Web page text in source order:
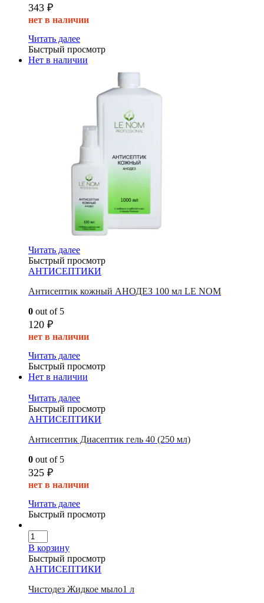
343 ₽
нет в наличии
Читать далее
Быстрый просмотр
Нет в наличии
Читать далее
Быстрый просмотр
АНТИСЕПТИКИ
Антисептик кожный АНОДЕЗ 100 мл LE NOM
0 out of 5
120 ₽
нет в наличии
Читать далее
Быстрый просмотр
Нет в наличии
Читать далее
Быстрый просмотр
АНТИСЕПТИКИ
Антисептик Диасептик гель 40 (250 мл)
0 out of 5
325 ₽
нет в наличии
Читать далее
Быстрый просмотр
В корзину
Быстрый просмотр
АНТИСЕПТИКИ
Чистодез Жидкое мыло1 л